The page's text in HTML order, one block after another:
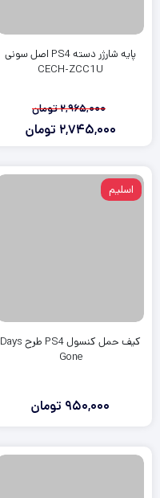
پایه شارژر دسته PS4 اصل سونی
CECH-ZCC1U
2,965,000تومان
2,965,000
2,745,000 تومان
2,745,000
اسلیم
کیف حمل کنسول PS4 طرح Days
Gone
950,000 تومان